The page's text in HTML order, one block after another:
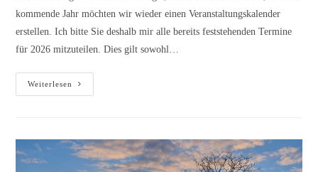
kommende Jahr möchten wir wieder einen Veranstaltungskalender
erstellen. Ich bitte Sie deshalb mir alle bereits feststehenden Termine
für 2026 mitzuteilen. Dies gilt sowohl…
Weiterlesen
2026